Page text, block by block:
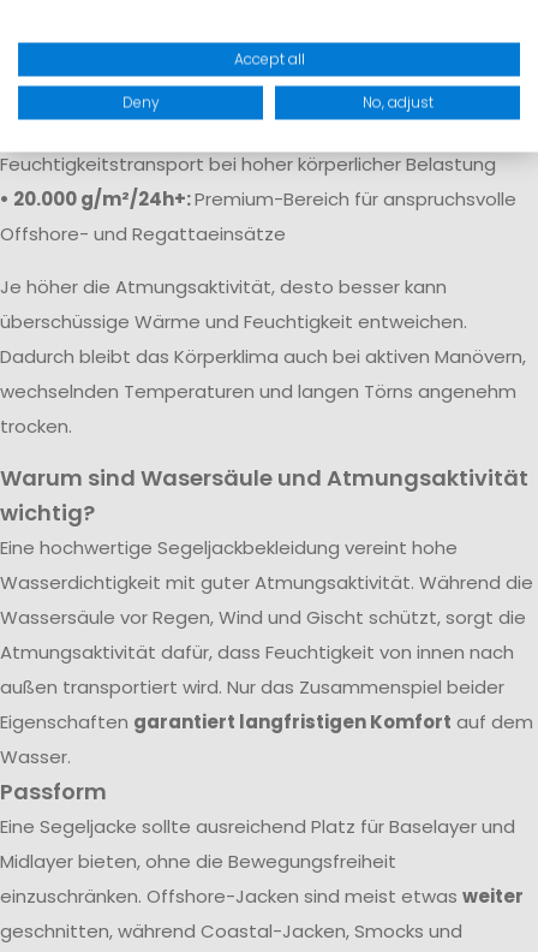
• 10.000 g/m²/24h:Gute Atmungsaktivität für aktive Segler
Feuchtigkeitstransport bei hoher körperlicher Belastung
• 20.000 g/m²/24h+:Premium-Bereich für anspruchsvolle
Offshore- und Regattaeinsätze
Je höher die Atmungsaktivität, desto besser kann
überschüssige Wärme und Feuchtigkeit entweichen.
Dadurch bleibt das Körperklima auch bei aktiven Manövern,
wechselnden Temperaturen und langen Törns angenehm
trocken.
Warum sind Wasersäule und Atmungsaktivität
wichtig?
Eine hochwertige Segeljackbekleidung vereint hohe
Wasserdichtigkeit mit guter Atmungsaktivität. Während die
Wassersäule vor Regen, Wind und Gischt schützt, sorgt die
Atmungsaktivität dafür, dass Feuchtigkeit von innen nach
außen transportiert wird. Nur das Zusammenspiel beider
Eigenschaften garantiert langfristigen Komfort auf dem
Wasser.
Passform
Eine Segeljacke sollte ausreichend Platz für Baselayer und
Midlayer bieten, ohne die Bewegungsfreiheit
einzuschränken. Offshore-Jacken sind meist etwas weiter
geschnitten, während Coastal-Jacken, Smocks und
Accept all
Deny No, adjust